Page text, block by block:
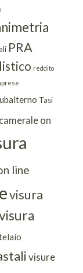
PRA
reddito
Tasi
on
line
visura
visure